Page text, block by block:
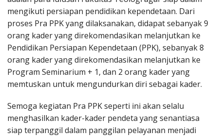
mengikuti persiapan pendidikan kependetaan. Dari
proses Pra PPK yang dilaksanakan, didapat sebanyak 9
orang kader yang direkomendasikan melanjutkan ke
Pendidikan Persiapan Kependetaan (PPK), sebanyak 8
orang kader yang direkomendasikan melanjutkan ke
Program Seminarium + 1, dan 2 orang kader yang
memtuskan untuk mengundurkan diri sebagai kader.
Semoga kegiatan Pra PPK seperti ini akan selalu
menghasilkan kader-kader pendeta yang senantiasa
siap terpanggil dalam panggilan pelayanan menjadi